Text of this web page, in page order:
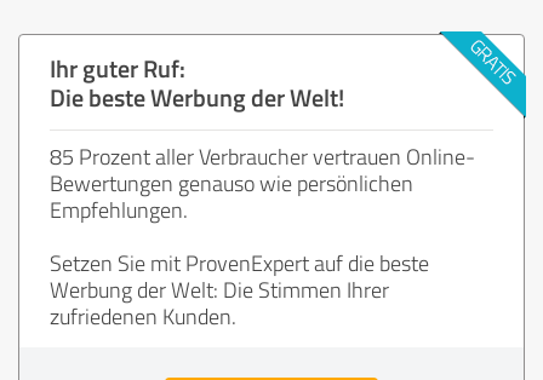
Ihr guter Ruf:
Die beste Werbung der Welt!
85 Prozent aller Verbraucher vertrauen Online-
Bewertungen genauso wie persönlichen
Empfehlungen.
Setzen Sie mit ProvenExpert auf die beste
Werbung der Welt: Die Stimmen Ihrer
zufriedenen Kunden.